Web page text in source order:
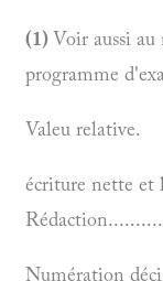
(1)Voir aussi
programme
Valeu relative.
écriture nette
Numération